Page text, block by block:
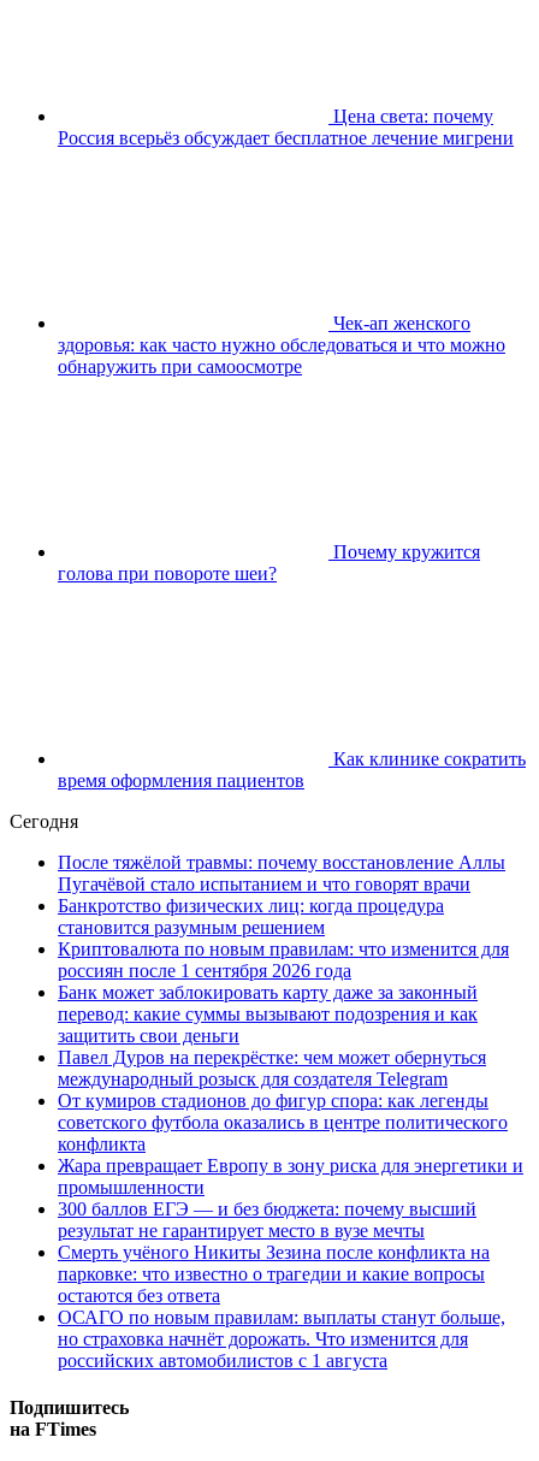
Цена света: почему
Россия всерьёз обсуждает бесплатное лечение мигрени
Чек-ап женского
здоровья: как часто нужно обследоваться и что можно
обнаружить при самоосмотре
Почему кружится
голова при повороте шеи?
Как клинике сократить
время оформления пациентов
Сегодня
После тяжёлой травмы: почему восстановление Аллы
Пугачёвой стало испытанием и что говорят врачи
Банкротство физических лиц: когда процедура
становится разумным решением
Криптовалюта по новым правилам: что изменится для
россиян после 1 сентября 2026 года
Банк может заблокировать карту даже за законный
перевод: какие суммы вызывают подозрения и как
защитить свои деньги
Павел Дуров на перекрёстке: чем может обернуться
международный розыск для создателя Telegram
От кумиров стадионов до фигур спора: как легенды
советского футбола оказались в центре политического
конфликта
Жара превращает Европу в зону риска для энергетики и
промышленности
300 баллов ЕГЭ — и без бюджета: почему высший
результат не гарантирует место в вузе мечты
Смерть учёного Никиты Зезина после конфликта на
парковке: что известно о трагедии и какие вопросы
остаются без ответа
ОСАГО по новым правилам: выплаты станут больше,
но страховка начнёт дорожать. Что изменится для
российских автомобилистов с 1 августа
Подпишитесь
на FTimes